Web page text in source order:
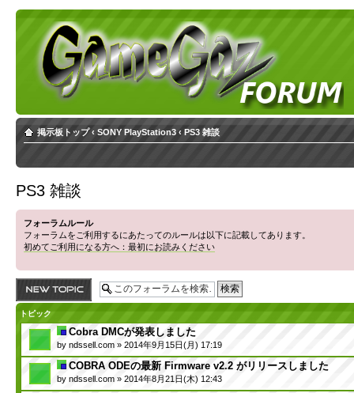
掲示板トップ ‹ SONY PlayStation3 ‹ PS3 雑談
PS3 雑談
フォーラムルール
フォーラムをご利用するにあたってのルールは以下に記載してあります。
初めてご利用になる方へ：最初にお読みください
トピック
Cobra DMCが発表しました
by ndssell.com » 2014年9月15日(月) 17:19
COBRA ODEの最新 Firmware v2.2 がリリースしました
by ndssell.com » 2014年8月21日(木) 12:43